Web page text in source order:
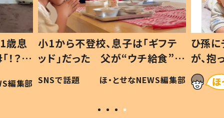
歳息
？」
編集部
小1から不登校、息子は「ギフテ
ッド」だった 父が“ウチ給食”を
作り続ける理由とは #令和の親
#令和の子
SNSで話題 ほ・とせなNEWS編集部
ひ孫
が、
「涙が
い」